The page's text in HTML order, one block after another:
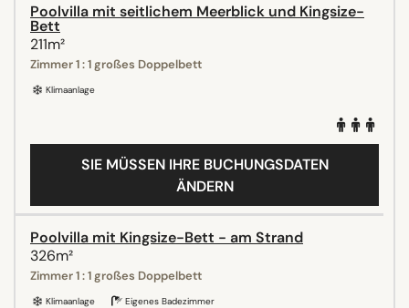
Poolvilla mit seitlichem Meerblick und Kingsize-
Bett
211m²
Zimmer 1 : 1 großes Doppelbett
Klimaanlage
SIE MÜSSEN IHRE BUCHUNGSDATEN
ÄNDERN
Poolvilla mit Kingsize-Bett - am Strand
326m²
Zimmer 1 : 1 großes Doppelbett
Klimaanlage Eigenes Badezimmer